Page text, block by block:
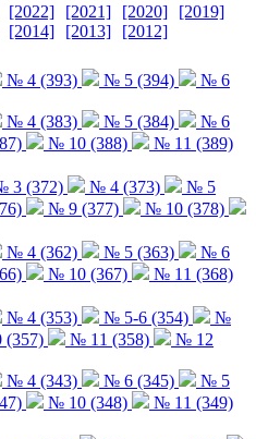
[2022] [2021] [2020]
[2019]
[2014] [2013] [2012]
№ 4 (393) № 5 (394)
№ 6
№ 4 (383) № 5 (384)
№ 6
№ 10 (388)
№ 11 (389)
3 (372) № 4 (373)
№ 5
№ 9 (377)
№ 10 (378)
№ 4 (362) № 5 (363)
№ 6
№ 10 (367)
№ 11 (368)
№ 4 (353) № 5-6 (354)
№
№ 11 (358)
№ 12
№ 4 (343) № 6 (345)
№ 5
№ 10 (348)
№ 11 (349)